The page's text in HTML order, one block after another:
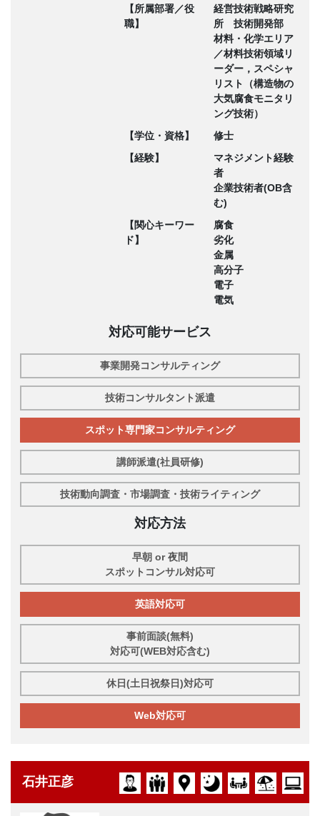
【所属部署／役
職】
経営技術戦略研究
所 技術開発部
材料・化学エリア
／材料技術領域リ
ーダー，スペシャ
リスト（構造物の
大気腐食モニタリ
ング技術）
【学位・資格】
修士
【経験】
マネジメント経験
者
企業技術者(OB含
む)
【関心キーワー
ド】
腐食
劣化
金属
高分子
電子
電気
対応可能サービス
事業開発コンサルティング
技術コンサルタント派遣
スポット専門家コンサルティング
講師派遣(社員研修)
技術動向調査・市場調査・技術ライティング
対応方法
早朝 or 夜間
スポットコンサル対応可
英語対応可
事前面談(無料)
対応可(WEB対応含む)
休日(土日祝祭日)対応可
Web対応可
石井正彦